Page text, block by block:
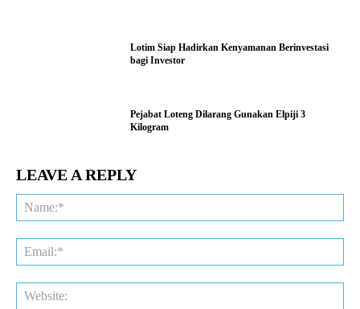
Lotim Siap Hadirkan Kenyamanan Berinvestasi
bagi Investor
Pejabat Loteng Dilarang Gunakan Elpiji 3
Kilogram
LEAVE A REPLY